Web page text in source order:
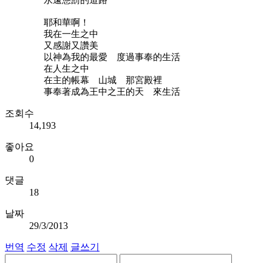
耶和華啊！
我在一生之中
又感謝又讚美
以神為我的最愛 度過事奉的生活
在人生之中
在主的帳幕 山城 那宮殿裡
事奉著成為王中之王的天 來生活
조회수
14,193
좋아요
0
댓글
18
날짜
29/3/2013
번역 수정 삭제 글쓰기